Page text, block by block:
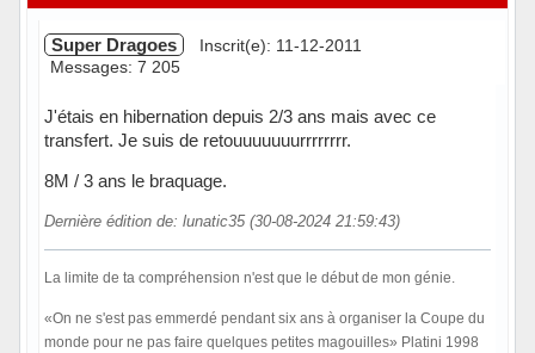
Super Dragoes
Inscrit(e): 11-12-2011
Messages: 7 205
J'étais en hibernation depuis 2/3 ans mais avec ce
transfert. Je suis de retouuuuuuurrrrrrrr.
8M / 3 ans le braquage.
Dernière édition de: lunatic35 (30-08-2024 21:59:43)
La limite de ta compréhension n'est que le début de mon génie.
«On ne s'est pas emmerdé pendant six ans à organiser la Coupe du
monde pour ne pas faire quelques petites magouilles» Platini 1998